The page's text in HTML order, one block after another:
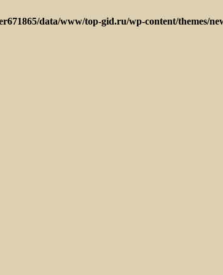
data/www/top-gid.ru/wp-content/themes/